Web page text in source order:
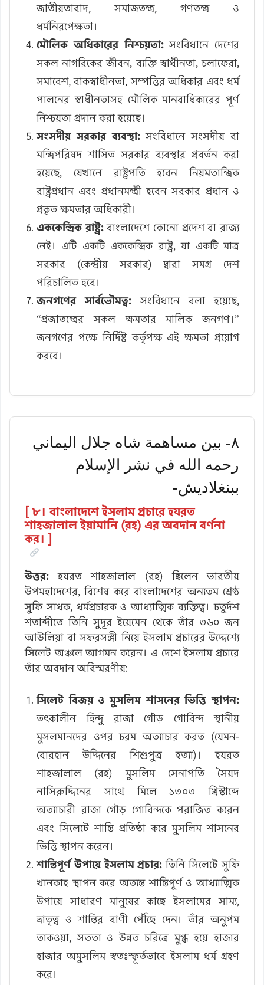
জাতীয়তাবাদ, সমাজতন্ত্র, গণতন্ত্র ও
ধর্মনিরপেক্ষতা।
মৌলিক অধিকারের নিশ্চয়তা:সংবিধানে দেশের
সকল নাগরিকের জীবন, ব্যক্তি স্বাধীনতা, চলাফেরা,
সমাবেশ, বাকস্বাধীনতা, সম্পত্তির অধিকার এবং ধর্ম
পালনের স্বাধীনতাসহ মৌলিক মানবাধিকারের পূর্ণ
নিশ্চয়তা প্রদান করা হয়েছে।
সংসদীয় সরকার ব্যবস্থা:সংবিধানে সংসদীয় বা
মন্ত্রিপরিষদ শাসিত সরকার ব্যবস্থার প্রবর্তন করা
হয়েছে, যেখানে রাষ্ট্রপতি হবেন নিয়মতান্ত্রিক
রাষ্ট্রপ্রধান এবং প্রধানমন্ত্রী হবেন সরকার প্রধান ও
প্রকৃত ক্ষমতার অধিকারী।
এককেন্দ্রিক রাষ্ট্র:বাংলাদেশে কোনো প্রদেশ বা রাজ্য
নেই। এটি একটি এককেন্দ্রিক রাষ্ট্র, যা একটি মাত্র
সরকার (কেন্দ্রীয় সরকার) দ্বারা সমগ্র দেশ
পরিচালিত হবে।
জনগণের সার্বভৌমত্ব: সংবিধানে বলা হয়েছে,
“প্রজাতন্ত্রের সকল ক্ষমতার মালিক জনগণ।”
জনগণের পক্ষে নির্দিষ্ট কর্তৃপক্ষ এই ক্ষমতা প্রয়োগ
করবে।
۸- بين مساهمة شاه جلال اليماني
رحمه الله في نشر الإسلام
ببنغلاديش-
[ ৮। বাংলাদেশে ইসলাম প্রচারে হযরত
শাহজালাল ইয়ামানি (রহ) এর অবদান বর্ণনা
কর। ]
উত্তর: হযরত শাহজালাল (রহ) ছিলেন ভারতীয়
উপমহাদেশের, বিশেষ করে বাংলাদেশের অন্যতম শ্রেষ্ঠ
সুফি সাধক, ধর্মপ্রচারক ও আধ্যাত্মিক ব্যক্তিত্ব। চতুর্দশ
শতাব্দীতে তিনি সুদূর ইয়েমেন থেকে তাঁর ৩৬০ জন
আউলিয়া বা সফরসঙ্গী নিয়ে ইসলাম প্রচারের উদ্দেশ্যে
সিলেট অঞ্চলে আগমন করেন। এ দেশে ইসলাম প্রচারে
তাঁর অবদান অবিস্মরণীয়:
সিলেট বিজয় ও মুসলিম শাসনের ভিত্তি স্থাপন:
তৎকালীন হিন্দু রাজা গৌড় গোবিন্দ স্থানীয়
মুসলমানদের ওপর চরম অত্যাচার করত (যেমন-
বোরহান উদ্দিনের শিশুপুত্র হত্যা)। হযরত
শাহজালাল (রহ) মুসলিম সেনাপতি সৈয়দ
নাসিরুদ্দিনের সাথে মিলে ১৩০৩ খ্রিস্টাব্দে
অত্যাচারী রাজা গৌড় গোবিন্দকে পরাজিত করেন
এবং সিলেটে শান্তি প্রতিষ্ঠা করে মুসলিম শাসনের
ভিত্তি স্থাপন করেন।
শান্তিপূর্ণ উপায়ে ইসলাম প্রচার: তিনি সিলেটে সুফি
খানকাহ স্থাপন করে অত্যন্ত শান্তিপূর্ণ ও আধ্যাত্মিক
উপায়ে সাধারণ মানুষের কাছে ইসলামের সাম্য,
ভ্রাতৃত্ব ও শান্তির বাণী পৌঁছে দেন। তাঁর অনুপম
তাকওয়া, সততা ও উন্নত চরিত্রে মুগ্ধ হয়ে হাজার
হাজার অমুসলিম স্বতঃস্ফূর্তভাবে ইসলাম ধর্ম গ্রহণ
করে।